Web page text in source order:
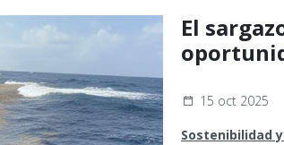
El
15 oct 2025
Sostenibilidad